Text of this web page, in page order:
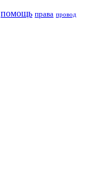
помощь права провод